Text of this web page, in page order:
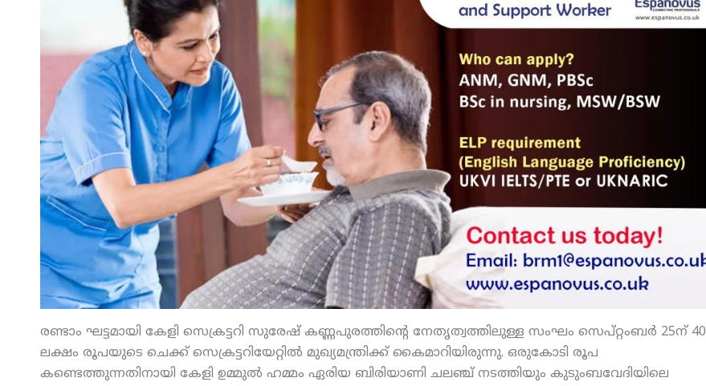
രണ്ടാം ഘട്ടമായി കേളി സെക്രട്ടറി സുരേഷ് കണ്ണപുരത്തിന്റെ നേതൃത്വത്തിലുള്ള സംഘം സെപ്റ്റംബര്‍ 25ന് 40
ലക്ഷം രൂപയുടെ ചെക്ക് സെക്രട്ടറിയേറ്റില്‍ മുഖ്യമന്ത്രിക്ക് കൈമാറിയിരുന്നു. ഒരുകോടി രൂപ
കണ്ടെത്തുന്നതിനായി കേളി ഉമ്മുല്‍ ഹമ്മം ഏരിയ ബിരിയാണി ചലഞ്ച് നടത്തിയും കുടുംബവേദിയിലെ